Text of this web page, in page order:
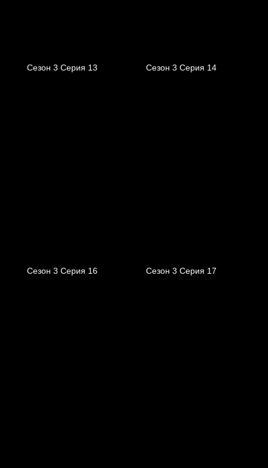
Сезон 3 Серия 13 Сезон 3 Серия 14
Сезон 3 Серия 16 Сезон 3 Серия 17